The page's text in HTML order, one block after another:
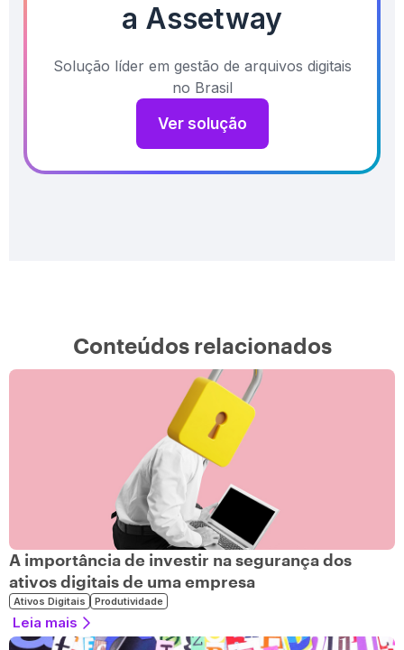
a Assetway
Solução líder em gestão de arquivos digitais
no Brasil
Ver solução
Conteúdos relacionados
A importância de investir na segurança dos
ativos digitais de uma empresa
Ativos Digitais Produtividade
Leia mais